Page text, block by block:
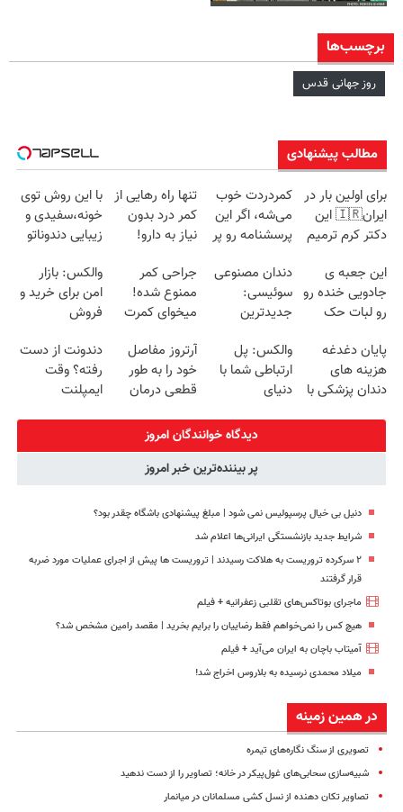
برچسب‌ها
روز جهانی قدس
مطالب پیشنهادی
برای اولین بار در
ایران🇮🇷 این
دکتر کرم ترمیم
ساخت!
کمردردت خوب
می‌شه، اگر این
پرسشنامه رو پر
تنها راه رهایی از
کمر درد بدون
نیاز به دارو!
با این روش توی
خونه،سفیدی و
زیبایی دندوناتو
(40%off)
این جعبه ی
جادویی خنده رو
رو لبات حک
خرید40%تخفیف
دندان مصنوعی
سوئیسی:
جدیدترین
سبک و مقاوم |
پرداخت قسطی
جراحی کمر
ممنوع شده!
میخوای کمرت
درمان کنی؟
((پرسش‌نامه))
والکس: بازار
امن برای خرید و
فروش
دیجیتال
پایان دغدغه
هزینه های
دندان پزشکی با
والکس: پل
ارتباطی شما با
دنیای
دیجیتال
آرتروز مفاصل
خود را به طور
قطعی درمان
◗پرسش‌نامه◖
دندونت از دست
رفته؟ وقت
ایمپلنت
دیدگاه خوانندگان امروز
پر بیننده‌ترین خبر امروز
دنیل بی خیال پرسپولیس نمی شود | مبلغ پیشنهادی باشگاه چقدر بود؟
شرایط جدید بازنشستگی ایرانی‌ها اعلام شد
۲ سرکرده تروریست به هلاکت رسیدند | تروریست ها پیش از اجرای عملیات مورد ضربه
قرار گرفتند
ماجرای بوتاکس‌های تقلبی زعفرانیه + فیلم
هیچ کس را نمی‌خواهم فقط رضاییان را برایم بخرید | مقصد رامین مشخص شد؟
آمیتاب باچان به ایران می‌آید + فیلم
میلاد محمدی نرسیده به بلاروس اخراج شد!
در همین زمینه
تصویری از سنگ نگاره‌های تیمره
شبیه‌سازی سحابی‌های غول‌پیکر در خانه؛ تصاویر را از دست ندهید
تصاویر تکان دهنده از نسل کشی مسلمانان در میانمار